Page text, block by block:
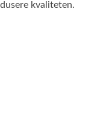
kvaliteten.